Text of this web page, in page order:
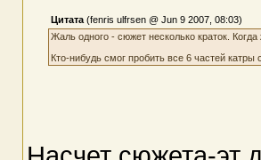
Цитата (fenris ulfrsen @ Jun 9 2007, 08:03)
Жаль одного - сюжет несколько краток.
Кто-нибудь смог пробить все 6 частей